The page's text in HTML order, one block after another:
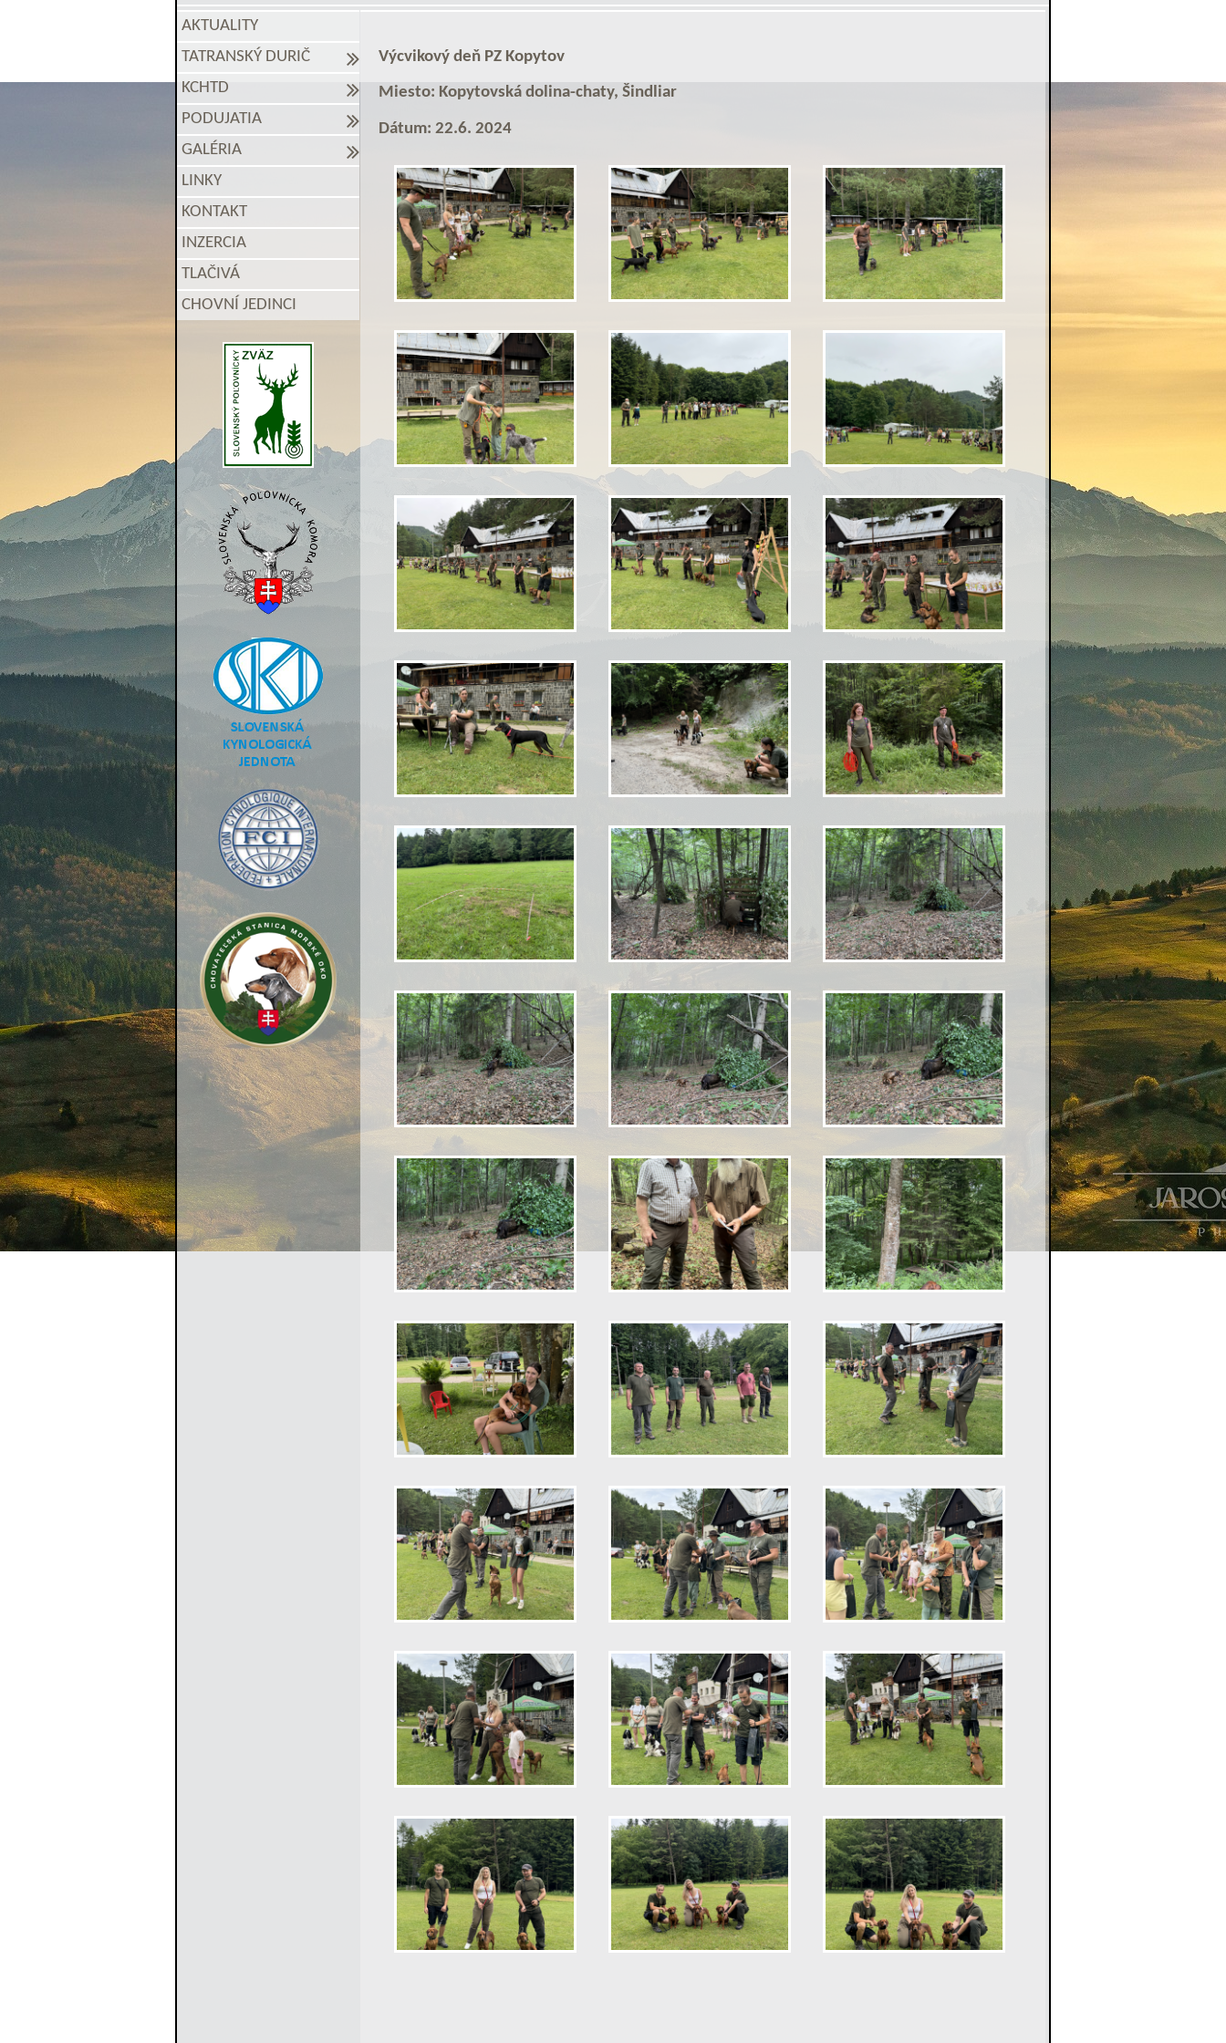
AKTUALITY
TATRANSKÝ DURIČ
KCHTD
PODUJATIA
GALÉRIA
LINKY
KONTAKT
INZERCIA
TLAČIVÁ
CHOVNÍ JEDINCI
Výcvikový deň PZ Kopytov
Miesto: Kopytovská dolina-chaty, Šindliar
Dátum: 22.6. 2024